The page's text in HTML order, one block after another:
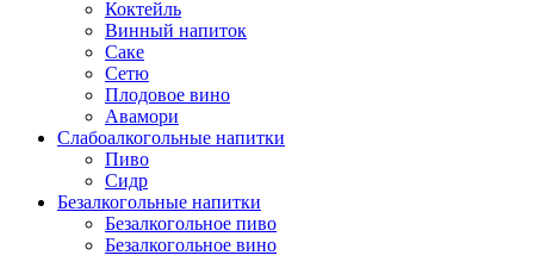
Коктейль
Винный напиток
Саке
Сетю
Плодовое вино
Авамори
Слабоалкогольные напитки
Пиво
Сидр
Безалкогольные напитки
Безалкогольное пиво
Безалкогольное вино